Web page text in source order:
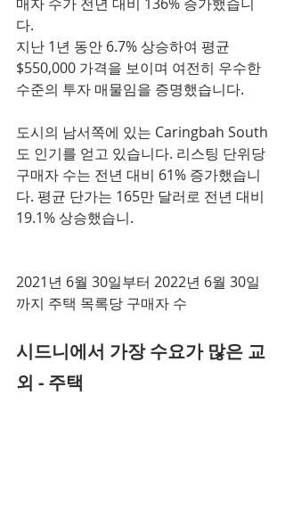
다.
지난 1년 동안 6.7% 상승하여 평균
$550,000 가격을 보이며 여전히 우수한
수준의 투자 매물임을 증명했습니다.
도시의 남서쪽에 있는 Caringbah South
도 인기를 얻고 있습니다. 리스팅 단위당
구매자 수는 전년 대비 61% 증가했습니
다. 평균 단가는 165만 달러로 전년 대비
19.1% 상승했습니.
2021년 6월 30일부터 2022년 6월 30일
까지 주택 목록당 구매자 수
시드니에서 가장 수요가 많은 교
외 - 주택